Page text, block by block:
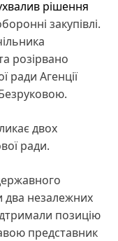
рішення
закупівлі.
розірвано
ради Агенції
двох
ради.
два незалежних
позицію
представник